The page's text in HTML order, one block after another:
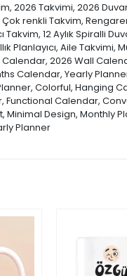
2026 Takvimi, 2026
renkli Takvim,
Takvim, 12 Aylık Spiralli
Planlayıcı, Aile Takvimi,
Calendar, 2026 Wall
Calendar, Yearly
Colorful, Hanging
Functional Calendar,
Minimal Design, Monthly
Planner